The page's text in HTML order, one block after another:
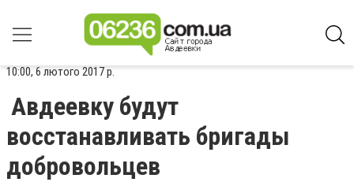
10:00, 6 лютого 2017 р.
Авдеевку будут
восстанавливать бригады
добровольцев